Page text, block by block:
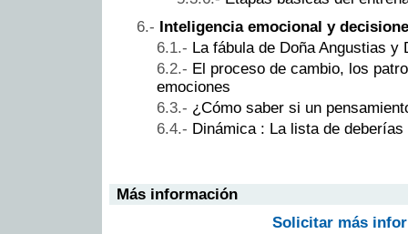
Inteligencia emocional y
La fábula de Doña Angustias y
El proceso de cambio, los
emociones
¿Cómo saber si un
Dinámica : La lista de deberías
Más información
Solicitar más